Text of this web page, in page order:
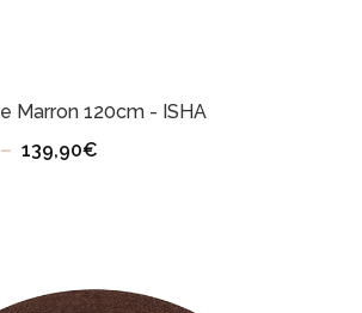
Marron 120cm - ISHA
– 139,90€